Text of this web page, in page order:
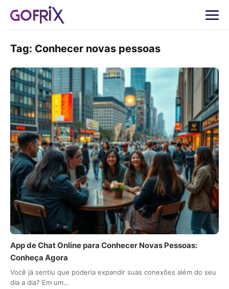
Tag: Conhecer novas pessoas
App de Chat Online para Conhecer Novas Pessoas:
Conheça Agora
Você já sentiu que poderia expandir suas conexões além do seu
dia a dia? Em um…